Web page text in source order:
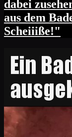
dabei
aus dem
Scheiiiße!"